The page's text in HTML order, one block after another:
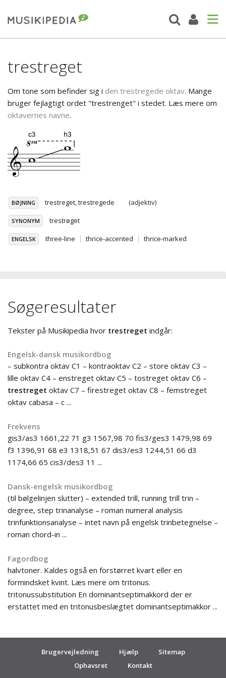
trestreget
Om tone som befinder sig i den trestregede oktav. Mange
bruger fejlagtigt ordet "trestrenget" i stedet. Læs mere om
oktavernes navne.
BØJNING trestreget, trestregede (adjektiv)
SYNONYM trestrøget
ENGELSK three-line thrice-accented thrice-marked
Søgeresultater
Tekster på Musikipedia hvor trestreget indgår:
Engelsk-dansk musikordbog
– subkontra oktav C1 – kontraoktav C2 – store oktav C3 –
lille oktav C4 – enstreget oktav C5 – tostreget oktav C6 –
trestreget oktav C7 – firestreget oktav C8 – femstreget
oktav cabasa – c ...
Frekvens
gis3/as3 1661,22 71 g3 1567,98 70 fis3/ges3 1479,98 69
f3 1396,91 68 e3 1318,51 67 dis3/es3 1244,51 66 d3
1174,66 65 cis3/des3 11 ...
Dansk-engelsk musikordbog
(til bølgelinjen slutter) – extended trill, running trill trin –
degree, step trinanalyse – roman numeral analysis
trinfunktionsanalyse – intet navn på engelsk trinbetegnelse –
roman chord-in ...
Fagordbog
halvtoner. Kaldes også en forstørret kvart eller en
formindsket kvint. Læs mere om tritonus.
tritonussubstitution En dominantseptimakkord der er
erstattet med en tritonusbeslægtet dominantseptimakkor ...
Brugervejledning Hjælp
Sitemap
Ophavsret
Kontakt